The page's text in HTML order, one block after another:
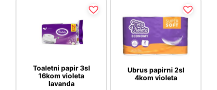
Toaletni papir 3sl
16kom violeta
lavanda
Ubrus papirni 2sl
4kom violeta